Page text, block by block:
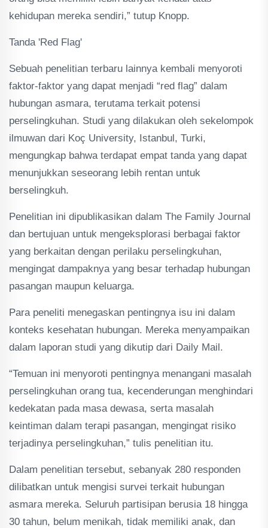
kehidupan mereka sendiri,” tutup Knopp.
Tanda 'Red Flag'
Sebuah penelitian terbaru lainnya kembali menyoroti
faktor-faktor yang dapat menjadi “red flag” dalam
hubungan asmara, terutama terkait potensi
perselingkuhan. Studi yang dilakukan oleh sekelompok
ilmuwan dari Koç University, Istanbul, Turki,
mengungkap bahwa terdapat empat tanda yang dapat
menunjukkan seseorang lebih rentan untuk
berselingkuh.
Penelitian ini dipublikasikan dalam The Family Journal
dan bertujuan untuk mengeksplorasi berbagai faktor
yang berkaitan dengan perilaku perselingkuhan,
mengingat dampaknya yang besar terhadap hubungan
pasangan maupun keluarga.
Para peneliti menegaskan pentingnya isu ini dalam
konteks kesehatan hubungan. Mereka menyampaikan
dalam laporan studi yang dikutip dari Daily Mail.
“Temuan ini menyoroti pentingnya menangani masalah
perselingkuhan orang tua, kecenderungan menghindari
kedekatan pada masa dewasa, serta masalah
keintiman dalam terapi pasangan, mengingat risiko
terjadinya perselingkuhan,” tulis penelitian itu.
Dalam penelitian tersebut, sebanyak 280 responden
dilibatkan untuk mengisi survei terkait hubungan
asmara mereka. Seluruh partisipan berusia 18 hingga
30 tahun, belum menikah, tidak memiliki anak, dan